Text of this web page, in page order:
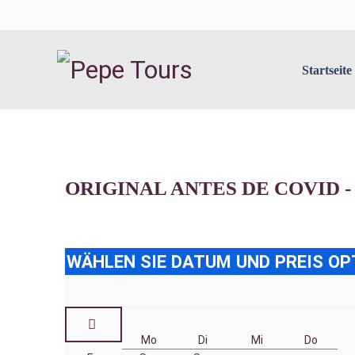
Startseite
ORIGINAL ANTES DE COVID -
WÄHLEN SIE DATUM UND PREIS
Mo Di Mi
Do